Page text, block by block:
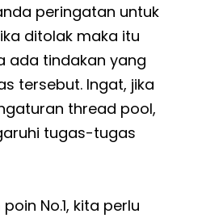
peringatan untuk
ditolak maka itu
ada tindakan yang
tersebut. Ingat, jika
thread pool,
tugas-tugas
No.1, kita perlu